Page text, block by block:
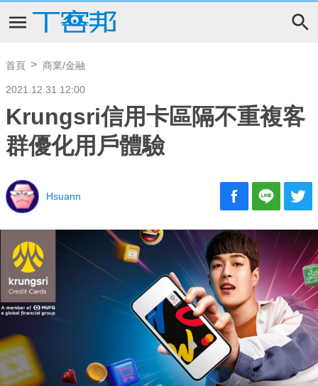
首頁 商業/金融
2021.12.31 12:00
Krungsri信用卡區隔不重複客
群優化用戶體驗
Hsuann